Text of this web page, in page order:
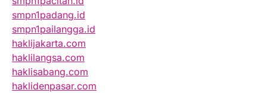
smpn1padang.id
smpn1pailangga.id
haklijakarta.com
haklilangsa.com
haklisabang.com
haklidenpasar.com